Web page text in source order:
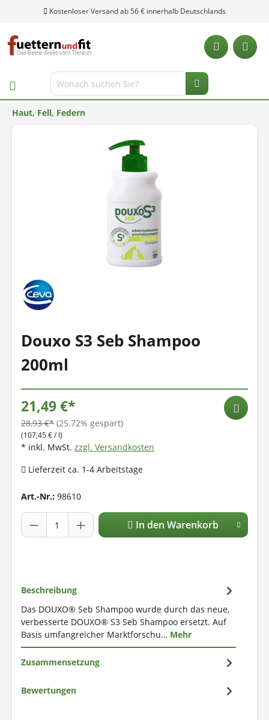
Kostenloser Versand ab 56 € innerhalb Deutschlands
Haut, Fell, Federn
Douxo S3 Seb Shampoo
200ml
21,49 €*
28,93 €* (25.72% gespart)
(107,45 € / l)
* inkl. MwSt. zzgl. Versandkosten
Lieferzeit ca. 1-4 Arbeitstage
Art.-Nr.: 98610
In den Warenkorb
Beschreibung
Das DOUXO® Seb Shampoo wurde durch das neue,
verbesserte DOUXO® S3 Seb Shampoo ersetzt. Auf
Basis umfangreicher Marktforschu… Mehr
Zusammensetzung
Bewertungen